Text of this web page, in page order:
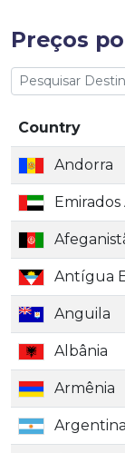
Preços
Country
Andorra
Emirados
Antígua
Anguila
Albânia
Armênia
Argentina